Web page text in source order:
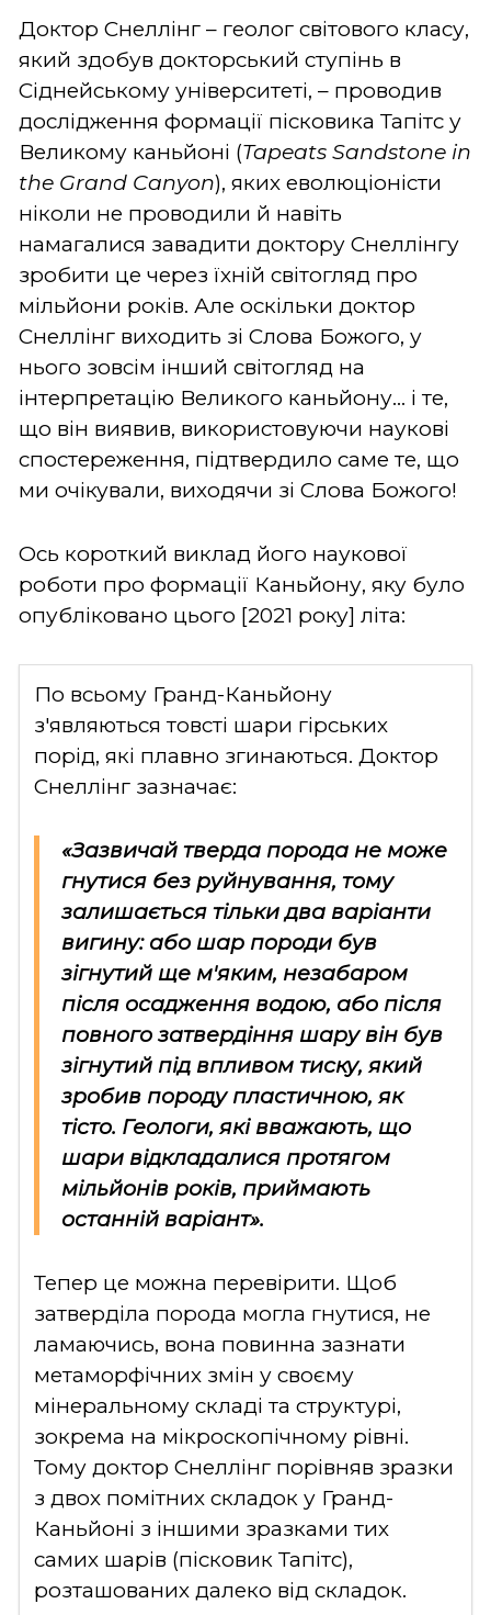
Доктор Снеллінг – геолог світового класу,
який здобув докторський ступінь в
Сіднейському університеті, – проводив
дослідження формації пісковика Тапітс у
Великому каньйоні (Tapeats Sandstone in
the Grand Canyon), яких еволюціоністи
ніколи не проводили й навіть
намагалися завадити доктору Снеллінгу
зробити це через їхній світогляд про
мільйони років. Але оскільки доктор
Снеллінг виходить зі Слова Божого, у
нього зовсім інший світогляд на
інтерпретацію Великого каньйону... і те,
що він виявив, використовуючи наукові
спостереження, підтвердило саме те, що
ми очікували, виходячи зі Слова Божого!
Ось короткий виклад його наукової
роботи про формації Каньйону, яку було
опубліковано цього [2021 року] літа:
По всьому Гранд-Каньйону
з'являються товсті шари гірських
порід, які плавно згинаються. Доктор
Снеллінг зазначає:
«Зазвичай тверда порода не може
гнутися без руйнування, тому
залишається тільки два варіанти
вигину: або шар породи був
зігнутий ще м'яким, незабаром
після осадження водою, або після
повного затвердіння шару він був
зігнутий під впливом тиску, який
зробив породу пластичною, як
тісто. Геологи, які вважають, що
шари відкладалися протягом
мільйонів років, приймають
останній варіант».
Тепер це можна перевірити. Щоб
затверділа порода могла гнутися, не
ламаючись, вона повинна зазнати
метаморфічних змін у своєму
мінеральному складі та структурі,
зокрема на мікроскопічному рівні.
Тому доктор Снеллінг порівняв зразки
з двох помітних складок у Гранд-
Каньйоні з іншими зразками тих
самих шарів (пісковик Тапітс),
розташованих далеко від складок.